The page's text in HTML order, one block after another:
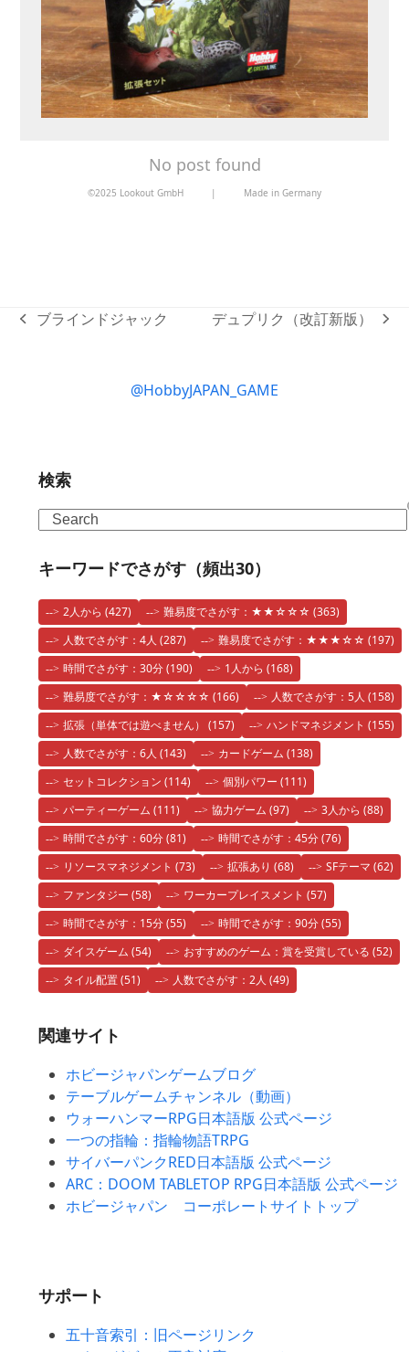
No post found
©2025 Lookout GmbH | Made in Germany
previous
ブラインドジャック
next
デュプリク（改訂新版）
@HobbyJAPAN_GAME
検索
Search
キーワードでさがす（頻出30）
2人から (427) 難易度でさがす：★★☆☆☆ (363)
人数でさがす：4人 (287) 難易度でさがす：★★★☆☆ (197)
時間でさがす：30分(190) 1人から (168)
難易度でさがす：★☆☆☆☆ (166) 人数でさがす：5人 (158)
拡張（単体では遊べません） (157) ハンドマネジメント (155)
人数でさがす：6人 (143) カードゲーム (138)
セットコレクション (114) 個別パワー (111)
パーティーゲーム (111) 協力ゲーム (97) 3人から (88)
時間でさがす：60分(81) 時間でさがす：45分(76)
リソースマネジメント (73) 拡張あり (68) SFテーマ (62)
ファンタジー (58) ワーカープレイスメント (57)
時間でさがす：15分(55) 時間でさがす：90分(55)
ダイスゲーム (54) おすすめのゲーム：賞を受賞している (52)
タイル配置(51) 人数でさがす：2人 (49)
関連サイト
ホビージャパンゲームブログ
テーブルゲームチャンネル（動画）
ウォーハンマーRPG日本語版 公式ページ
一つの指輪：指輪物語TRPG
サイバーパンクRED日本語版 公式ページ
ARC：DOOM TABLETOP RPG日本語版 公式ページ
ホビージャパン コーポレートサイトトップ
サポート
五十音索引：旧ページリンク